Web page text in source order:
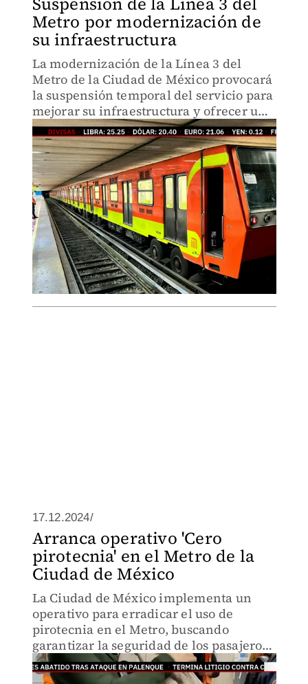
Metro por modernización de
su infraestructura
La modernización de la Línea 3 del
Metro de la Ciudad de México provocará
la suspensión temporal del servicio para
mejorar su infraestructura y ofrecer un
mejor servicio.
17.12.2024/
Arranca operativo 'Cero
pirotecnia' en el Metro de la
Ciudad de México
La Ciudad de México implementa un
operativo para erradicar el uso de
pirotecnia en el Metro, buscando
garantizar la seguridad de los pasajeros
y evitar accidentes.